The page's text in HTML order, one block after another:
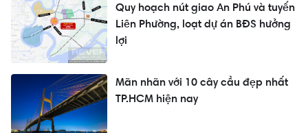
Quy hoạch nút giao An Phú và tuyến
Liên Phường, loạt dự án BĐS hưởng
lợi
Mãn nhãn với 10 cây cầu đẹp nhất
TP.HCM hiện nay